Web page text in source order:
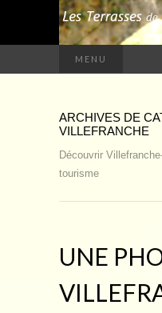
MENU
ARCHIVES DE
VILLEFRANCHE
Découvrir
tourisme
UNE